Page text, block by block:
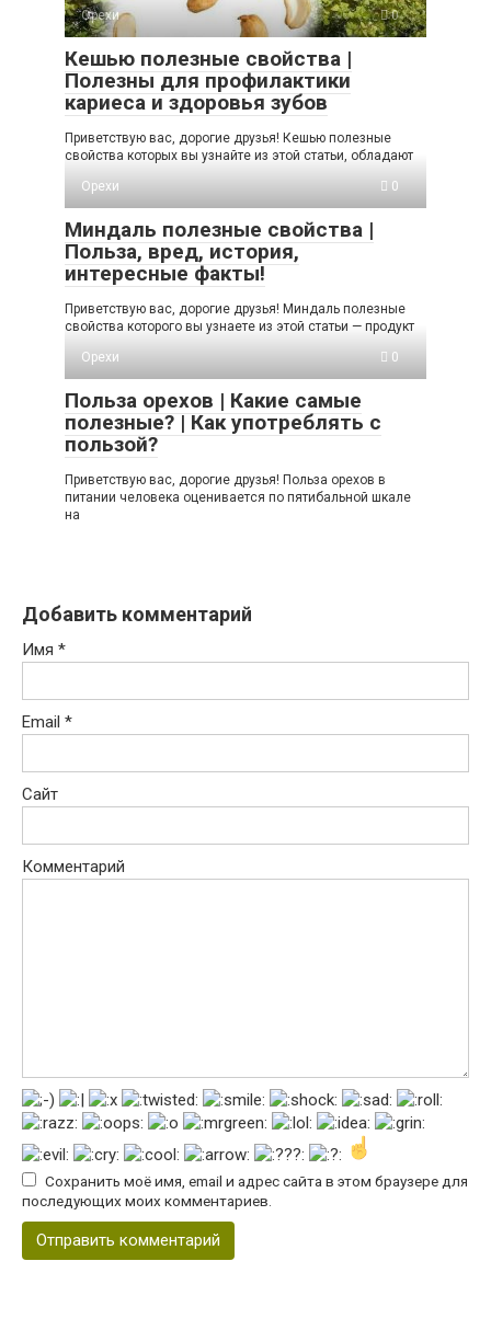
Орехи 0
Кешью полезные свойства |
Полезны для профилактики
кариеса и здоровья зубов
Приветствую вас, дорогие друзья! Кешью полезные
свойства которых вы узнайте из этой статьи, обладают
Орехи
0
Миндаль полезные свойства |
Польза, вред, история,
интересные факты!
Приветствую вас, дорогие друзья! Миндаль полезные
свойства которого вы узнаете из этой статьи — продукт
Орехи
0
Польза орехов | Какие самые
полезные? | Как употреблять с
пользой?
Приветствую вас, дорогие друзья! Польза орехов в
питании человека оценивается по пятибальной шкале
на
Добавить комментарий
Имя *
Email *
Сайт
Комментарий
Сохранить моё имя, email и адрес сайта в этом браузере для
последующих моих комментариев.